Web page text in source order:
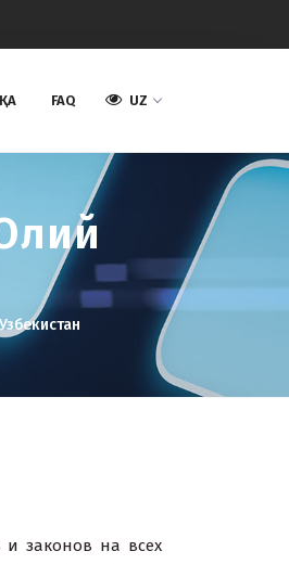
FAQ UZ
и законов на всех